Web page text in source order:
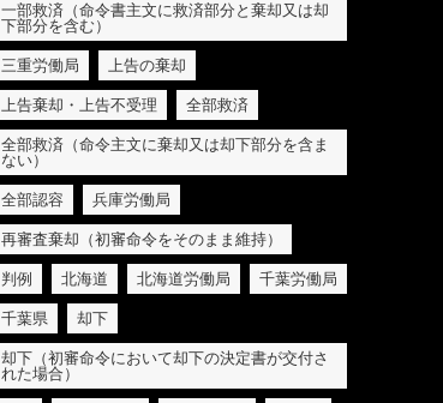
一部救済（命令書主文に救済部分と棄却又は却
下部分を含む）
三重労働局 上告の棄却
上告棄却・上告不受理 全部救済
全部救済（命令主文に棄却又は却下部分を含ま
ない）
全部認容 兵庫労働局
再審査棄却（初審命令をそのまま維持）
判例 北海道 北海道労働局 千葉労働局
千葉県 却下
却下（初審命令において却下の決定書が交付さ
れた場合）